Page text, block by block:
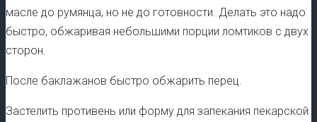
масле до румянца, но не до готовности. Делать это надо
быстро, обжаривая небольшими порции ломтиков с двух
сторон.
После баклажанов быстро обжарить перец.
Застелить противень или форму для запекания пекарской